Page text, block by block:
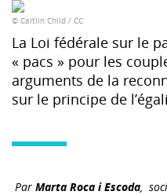
© Caitlin Child / CC
La Loi fédérale sur le
« pacs » pour les
arguments de la
sur le principe de
Par Marta Roca i Escoda,